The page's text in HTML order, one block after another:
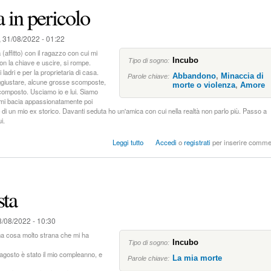
in pericolo
31/08/2022 - 01:22
Tipo di sogno: Incubo
Parole chiave: Abbandono, Minaccia di
morte o violenza, Amore
con il ragazzo con cui mi
la chiave e uscire, si rompe.
e per la proprietaria di casa.
alcune grosse scomposte,
Usciamo io e lui. Siamo
bacia appassionatamente poi
un mio ex storico. Davanti seduta ho un'amica con cui nella realtà non parlo più. Passo a
Leggi tutto
L
a
s
l
Accedi oregistrati per inserire
08/2022 - 10:30
Tipo di sogno: Incubo
Parole chiave: La mia morte
cosa molto strana che mi ha
è stato il mio compleanno, e